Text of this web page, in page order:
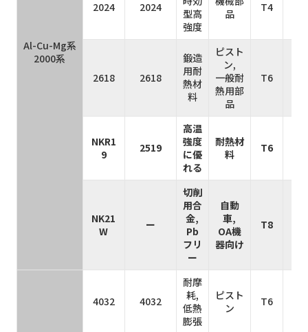
Al-Cu-Mg系
2000系
2024 2024
型高
強度
品
T4
2618 2618
鍛造
用耐
熱材
料
ピスト
ン,
一般耐
熱用部
品
T6
NKR1
9
2519
高温
強度
に優
れる
耐熱材
料
T6
NK21
W
ー
切削
用合
金,
Pb
フリ
ー
自動
車,
OA機
器向け
T8
4032 4032
耐摩
耗,
低熱
膨張
ピスト
ン
T6